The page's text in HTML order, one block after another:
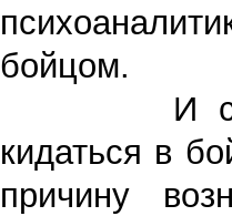
бойцом.
И самое
кидаться в
причину